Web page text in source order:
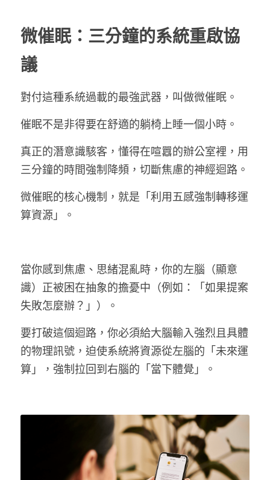
微催眠：三分鐘的系統重啟協
議
對付這種系統過載的最強武器，叫做微催眠。
催眠不是非得要在舒適的躺椅上睡一個小時。
真正的潛意識駭客，懂得在喧囂的辦公室裡，用
三分鐘的時間強制降頻，切斷焦慮的神經迴路。
微催眠的核心機制，就是「利用五感強制轉移運
算資源」。
當你感到焦慮、思緒混亂時，你的左腦（顯意
識）正被困在抽象的擔憂中（例如：「如果提案
失敗怎麼辦？」）。
要打破這個迴路，你必須給大腦輸入強烈且具體
的物理訊號，迫使系統將資源從左腦的「未來運
算」，強制拉回到右腦的「當下體覺」。